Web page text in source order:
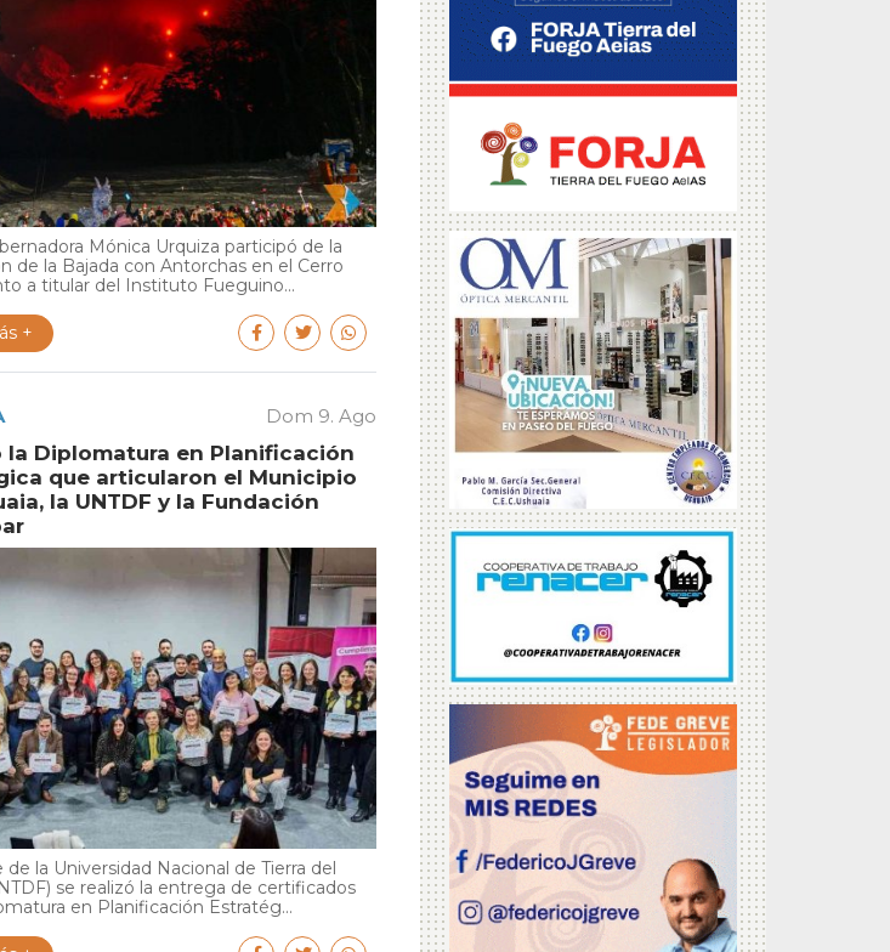
Mónica Urquiza participó de la
de la Bajada con Antorchas en el Cerro
a titular del Instituto Fueguino...
+
Dom 9. Ago
la Diplomatura en Planificación
que articularon el Municipio
la UNTDF y la Fundación
de la Universidad Nacional de Tierra del
se realizó la entrega de certificados
en Planificación Estratég...